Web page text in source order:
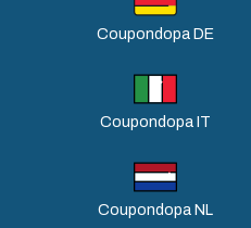
Coupondopa DE
Coupondopa IT
Coupondopa NL